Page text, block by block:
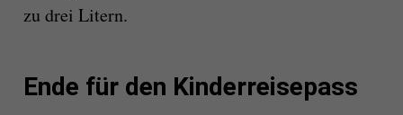
zu drei Litern.
Ende für den Kinderreisepass